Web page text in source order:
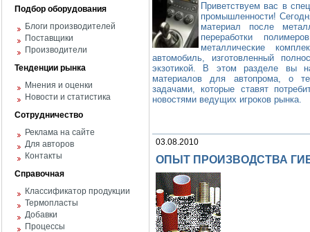
Подбор оборудования
Блоги производителей
Поставщики
Производители
Тенденции рынка
Мнения и оценки
Новости и статистика
Сотрудничество
Реклама на сайте
Для авторов
Контакты
Справочная
Классификатор продукции
Термопласты
Добавки
Процессы
Приветствуем вас в
промышленности!
материал после
переработки
металлические
автомобиль, изготовленный
экзотикой. В этом разделе вы
материалов для автопрома, о
задачами, которые ставят
новостями ведущих игроков рынка.
03.08.2010
ОПЫТ ПРОИЗВОДСТВА